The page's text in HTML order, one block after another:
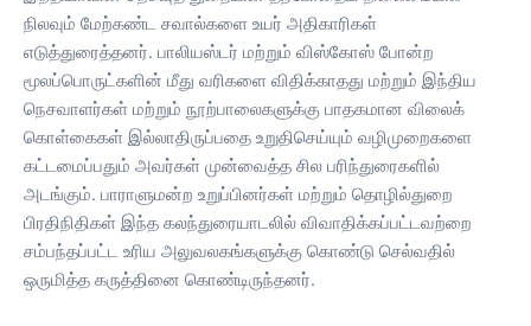
நிலவும் மேற்கண்ட சவால்களை உயர் அதிகாரிகள்
எடுத்துரைத்தனர். பாலியஸ்டர் மற்றும் விஸ்கோஸ் போன்ற
மூலப்பொருட்களின் மீது வரிகளை விதிக்காதது மற்றும் இந்திய
நெசவாளர்கள் மற்றும் நூற்பாலைகளுக்கு பாதகமான விலைக்
கொள்கைகள் இல்லாதிருப்பதை உறுதிசெய்யும் வழிமுறைகளை
கட்டமைப்பதும் அவர்கள் முன்வைத்த சில பரிந்துரைகளில்
அடங்கும். பாராளுமன்ற உறுப்பினர்கள் மற்றும் தொழில்துறை
பிரதிநிதிகள் இந்த கலந்துரையாடலில் விவாதிக்கப்பட்டவற்றை
சம்பந்தப்பட்ட உரிய அலுவலகங்களுக்கு கொண்டு செல்வதில்
ஒருமித்த கருத்தினை கொண்டிருந்தனர்.